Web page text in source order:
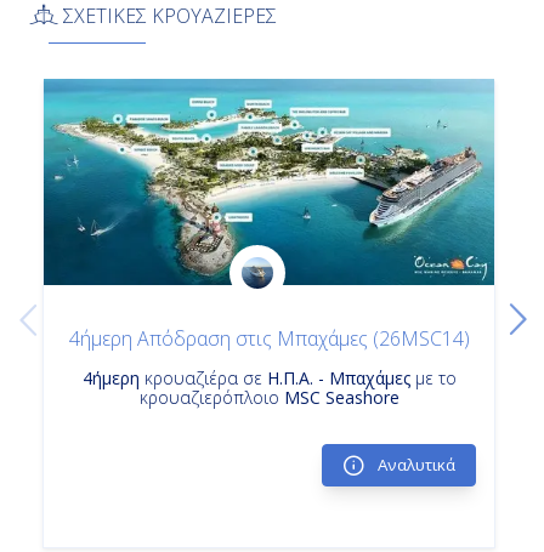
ΣΧΕΤΙΚΕΣ ΚΡΟΥΑΖΙΕΡΕΣ
4ήμερη Απόδραση στις Μπαχάμες (26MSC14)
4ήμερη κρουαζιέρα σε Η.Π.Α. - Μπαχάμεςμε το
κρουαζιερόπλοιο MSC Seashore
Αναλυτικά